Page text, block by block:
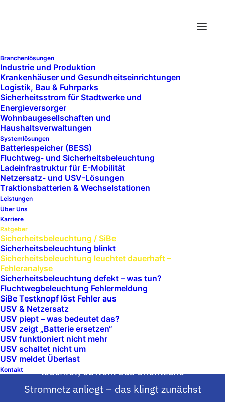
Branchenlösungen
Industrie und Produktion
Krankenhäuser und Gesundheits­einrichtungen
Logistik, Bau & Fuhrparks
Sicherheitsstrom für Stadtwerke und
Energieversorger
Wohnbaugesellschaften und
Haushaltsverwaltungen
Systemlösungen
Batteriespeicher (BESS)
Fluchtweg- und Sicherheitsbeleuchtung
Ladeinfrastruktur für E-Mobilität
Netzersatz- und USV-Lösungen
Traktionsbatterien & Wechselstationen
Leistungen
Über Uns
Karriere
Ratgeber
Sicherheitsbeleuchtung / SiBe
Sicherheitsbeleuchtung blinkt
Sicherheitsbeleuchtung leuchtet dauerhaft –
Fehleranalyse
Sicherheits­beleuchtung defekt – was tun?
Fluchtwegbeleuchtung Fehlermeldung
SiBe Testknopf löst Fehler aus
USV & Netzersatz
USV piept – was bedeutet das?
USV zeigt „Batterie ersetzen“
USV funktioniert nicht mehr
USV schaltet nicht um
USV meldet Überlast
Kontakt
RATGEBER
12. Mai 2026 | 9 Minutes
Sicherheitsbeleuchtung
leuchtet dauerhaft –
Fehleranalyse
Eine Sicherheitsleuchte, die dauerhaft
leuchtet, obwohl das öffentliche
Stromnetz anliegt – das klingt zunächst